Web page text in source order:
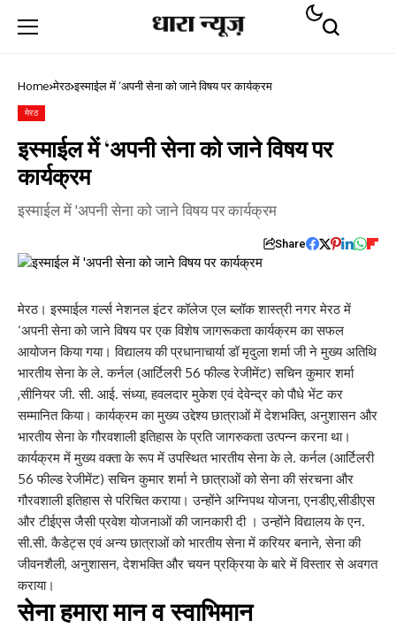
Home मेरठ इस्माईल में ‘अपनी सेना को जाने विषय पर कार्यक्रम
मेरठ
इस्माईल में ‘अपनी सेना को जाने विषय पर
कार्यक्रम
इस्माईल में 'अपनी सेना को जाने विषय पर कार्यक्रम
Share
मेरठ। इस्माईल गर्ल्स नेशनल इंटर कॉलेज एल ब्लॉक शास्त्री नगर मेरठ में
‘अपनी सेना को जाने विषय पर एक विशेष जागरूकता कार्यक्रम का सफल
आयोजन किया गया। विद्यालय की प्रधानाचार्या डॉ मृदुला शर्मा जी ने मुख्य अतिथि
भारतीय सेना के ले. कर्नल (आर्टिलरी 56 फील्ड रेजीमेंट) सचिन कुमार शर्मा
,सीनियर जी. सी. आई. संध्या, हवलदार मुकेश एवं देवेन्द्र को पौधे भेंट कर
सम्मानित किया। कार्यक्रम का मुख्य उद्देश्य छात्राओं में देशभक्ति, अनुशासन और
भारतीय सेना के गौरवशाली इतिहास के प्रति जागरुकता उत्पन्न करना था।
कार्यक्रम में मुख्य वक्ता के रूप में उपस्थित भारतीय सेना के ले. कर्नल (आर्टिलरी
56 फील्ड रेजीमेंट) सचिन कुमार शर्मा ने छात्राओं को सेना की संरचना और
गौरवशाली इतिहास से परिचित कराया। उन्होंने अग्निपथ योजना, एनडीए,सीडीएस
और टीईएस जैसी प्रवेश योजनाओं की जानकारी दी । उन्होंने विद्यालय के एन.
सी.सी. कैडेट्स एवं अन्य छात्राओं को भारतीय सेना में करियर बनाने, सेना की
जीवनशैली, अनुशासन, देशभक्ति और चयन प्रक्रिया के बारे में विस्तार से अवगत
कराया।
सेना हमारा मान व स्वाभिमान